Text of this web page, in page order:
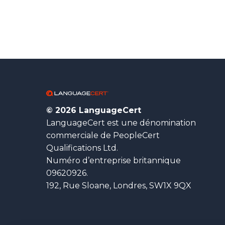
© 2026 LanguageCert
LanguageCert est une dénomination
commerciale de PeopleCert
Qualifications Ltd.
Numéro d’entreprise britannique
09620926.
192, Rue Sloane, Londres, SW1X 9QX